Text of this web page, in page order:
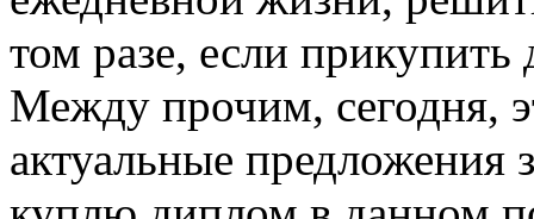
том разе, если
Между прочим, сегодня,
актуальные предложения